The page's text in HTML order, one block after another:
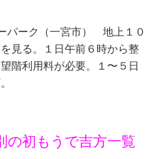
ーク（一宮市）
地上１０
見る。１日午前６時から整
階利用料が必要。１〜５日
の初もうで吉方一覧